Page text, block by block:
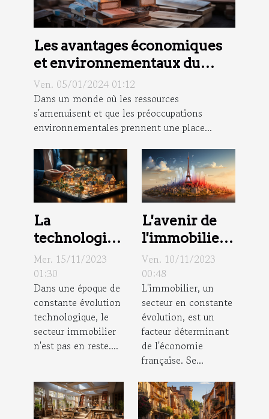
Les avantages économiques
et environnementaux du
recyclage des matériaux de
construction
Ven. 05/01/2024 01:12
Dans un monde où les ressources
s'amenuisent et que les préoccupations
environnementales prennent une place...
La
technologie
dans le
domaine
immobilier :
Impact sur
les agences
immobilières
Mer. 15/11/2023
01:30
Dans une époque de
constante évolution
technologique, le
secteur immobilier
n'est pas en reste....
L'avenir de
l'immobilier
en France:
tendances et
prévisions
Ven. 10/11/2023
00:48
L'immobilier, un
secteur en constante
évolution, est un
facteur déterminant
de l'économie
française. Se...